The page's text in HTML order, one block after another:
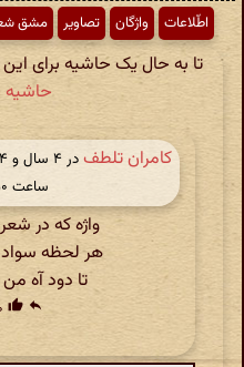
اطّلاعات واژگان تصاویر مشق
تا به حال یک حاشیه برای
حاشیه
کامران تلطف
ساعت ۲۰:۵۰
واژه که در شعر
هر لحظه
تا دود آه
reply
thumb_up